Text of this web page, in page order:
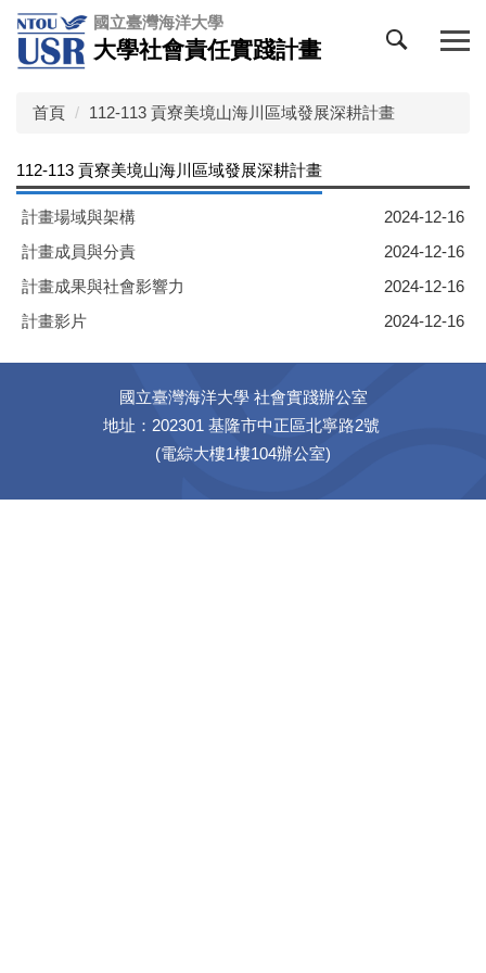
跳
到
主
國立臺灣海洋大學
大學社會責任實踐計畫
首頁 112-113 貢寮美境山海川區域發展深耕計畫
112-113 貢寮美境山海川區域發展深耕計畫
計畫場域與架構
2024-12-16
計畫成員與分責
2024-12-16
計畫成果與社會影響力
2024-12-16
計畫影片
2024-12-16
國立臺灣海洋大學 社會實踐辦公室
地址：202301 基隆市中正區北寧路2號
(電綜大樓1樓104辦公室)